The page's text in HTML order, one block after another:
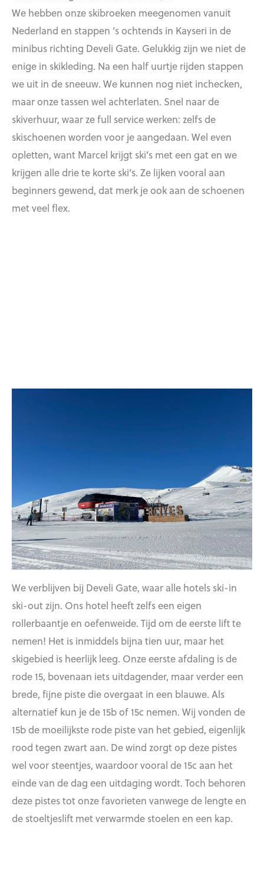
We hebben onze skibroeken meegenomen vanuit
Nederland en stappen ’s ochtends in Kayseri in de
minibus richting Develi Gate. Gelukkig zijn we niet de
enige in skikleding. Na een half uurtje rijden stappen
we uit in de sneeuw. We kunnen nog niet inchecken,
maar onze tassen wel achterlaten. Snel naar de
skiverhuur, waar ze full service werken: zelfs de
skischoenen worden voor je aangedaan. Wel even
opletten, want Marcel krijgt ski’s met een gat en we
krijgen alle drie te korte ski’s. Ze lijken vooral aan
beginners gewend, dat merk je ook aan de schoenen
met veel flex.
We verblijven bij Develi Gate, waar alle hotels ski-in
ski-out zijn. Ons hotel heeft zelfs een eigen
rollerbaantje en oefenweide. Tijd om de eerste lift te
nemen! Het is inmiddels bijna tien uur, maar het
skigebied is heerlijk leeg. Onze eerste afdaling is de
rode 15, bovenaan iets uitdagender, maar verder een
brede, fijne piste die overgaat in een blauwe. Als
alternatief kun je de 15b of 15c nemen. Wij vonden de
15b de moeilijkste rode piste van het gebied, eigenlijk
rood tegen zwart aan. De wind zorgt op deze pistes
wel voor steentjes, waardoor vooral de 15c aan het
einde van de dag een uitdaging wordt. Toch behoren
deze pistes tot onze favorieten vanwege de lengte en
de stoeltjeslift met verwarmde stoelen en een kap.